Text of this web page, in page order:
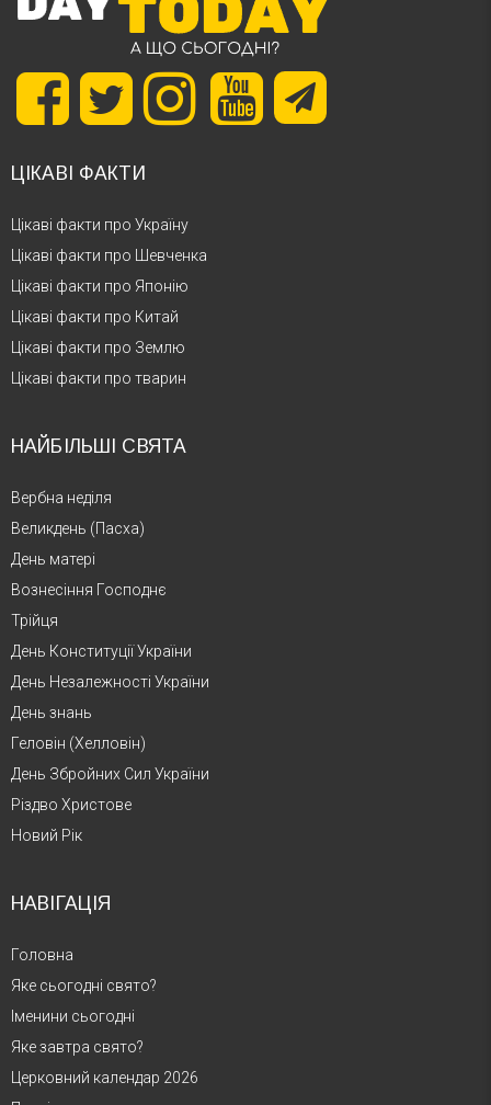
ЦІКАВІ ФАКТИ
Цікаві факти про Україну
Цікаві факти про Шевченка
Цікаві факти про Японію
Цікаві факти про Китай
Цікаві факти про Землю
Цікаві факти про тварин
НАЙБІЛЬШІ СВЯТА
Вербна неділя
Великдень (Пасха)
День матері
Вознесіння Господнє
Трійця
День Конституції України
День Незалежності України
День знань
Геловін (Хелловін)
День Збройних Сил України
Різдво Христове
Новий Рік
НАВІГАЦІЯ
Головна
Яке сьогодні свято?
Іменини сьогодні
Яке завтра свято?
Церковний календар 2026